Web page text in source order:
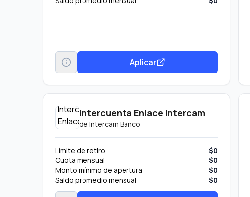
Aplicar
Intercuenta Enlace Intercam
de Intercam Banco
Límite de retiro
$0
Cuota mensual
$0
Monto mínimo de apertura
$0
Saldo promedio mensual
$0